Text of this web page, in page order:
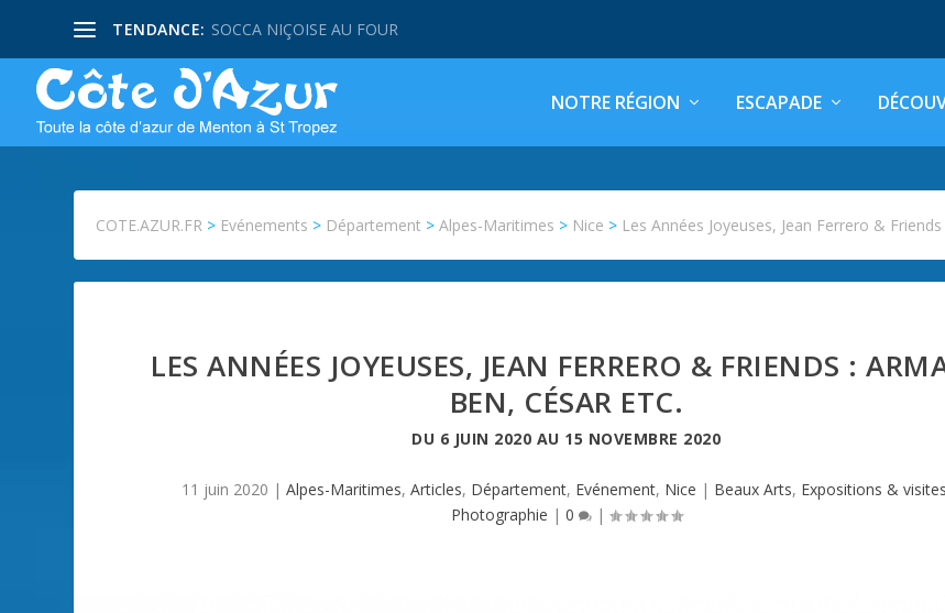
TENDANCE: SOCCA NIÇOISE AU FOUR
NOTRE RÉGION ESCAPADE
COTE.AZUR.FR > Evénements > Département >Alpes-Maritimes > Nice > Les Années Joyeuses, Jean Ferrero &
LES ANNÉES JOYEUSES, JEAN FERRERO & FRIENDS :
BEN, CÉSAR ETC.
DU 6 JUIN 2020 AU 15 NOVEMBRE 2020
11 juin 2020 | Alpes-Maritimes, Articles, Département, Evénement, Nice | Beaux Arts, Expositions & visites
Photographie | 0 |